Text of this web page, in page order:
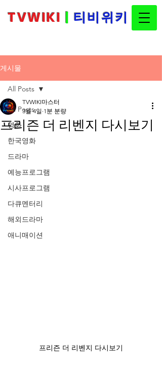
TVWIKI | 티비위키
게시물
All Posts
영화
한국영화
드라마
예능프로그램
시사프로그램
다큐멘터리
해외드라마
애니매이션
All Posts
프리즌 더 리벤지 다시보기
TVWIKI마스터
3월 4일 1분 분량
프리즌 더 리벤지 다시보기